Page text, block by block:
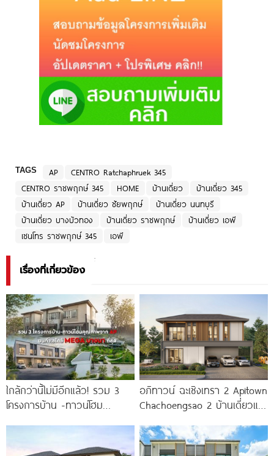
TAGS AP
CENTRO Ratchaphruek 345
CENTRO ราชพฤกษ์ 345
HOME บ้านเดี่ยว
บ้านเดี่ยว 345
บ้านเดี่ยว AP
บ้านเดี่ยว ชัยพฤกษ์
บ้านเดี่ยว นนทบุรี
บ้านเดี่ยว บางบัวทอง
บ้านเดี่ยว ราชพฤกษ์
บ้านเดี่ยว เอพี
เซนโทร ราชพฤกษ์ 345
เอพี
เรื่องที่เกี่ยวข้อง
ใกล้กว่านี้ไม่มีอีกแล้ว! รวม 3
โครงการบ้าน -ทาวน์โฮม
MEGA บางนา เพียง
อภิทาวน์ ฉะเชิงเทรา 2 Apitown
Chachoengsao 2 บ้านเดี่ยวและ